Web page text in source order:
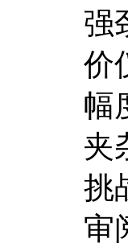
强
价
幅
夹
挑
审